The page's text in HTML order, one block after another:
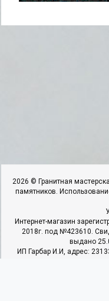
2026 © Гранитная
памятников.
Интернет-магазин
2018г. под №423610.
выдано
ИП Гарбар И.И, адрес: